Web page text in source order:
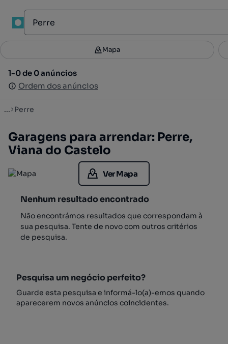
Filtros 3
1-0 de 0 anúncios
Ordem dos anúncios
Mapa
1-0 de 0 anúncios
Ordem dos anúncios
... Perre
Garagens para arrendar: Perre,
Viana do Castelo
Ver Mapa
Nenhum resultado encontrado
Não encontrámos resultados que correspondam à
sua pesquisa. Tente de novo com outros critérios
de pesquisa.
Pesquisa um negócio perfeito?
Guarde esta pesquisa e informá-lo(a)-emos quando
aparecerem novos anúncios coincidentes.